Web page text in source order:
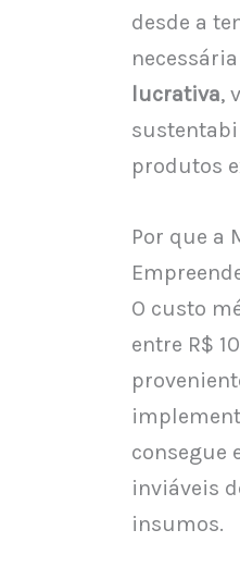
desde a
lucrativa,
produtos
Por que a
O custo
entre R$
consegue
inviáveis
insumos.